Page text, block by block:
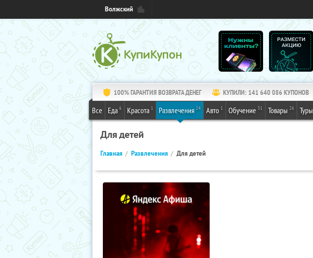
Волжский
100% ГАРАНТИЯ ВОЗВРАТА ДЕНЕГ КУПИЛИ: 141 640 086 КУПОНОВ
Все Еда 6 Красота 1 Развлечения 24 Авто 1 Обучение 31 Товары 26 Туры
Для детей
Главная Развлечения Для детей